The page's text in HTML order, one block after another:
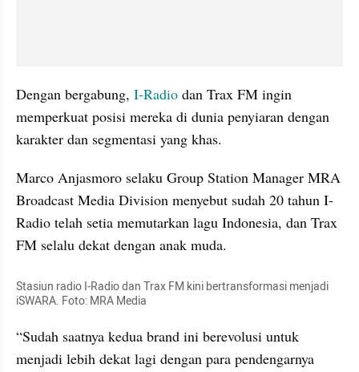
Dengan bergabung, I-Radio dan Trax FM ingin
memperkuat posisi mereka di dunia penyiaran dengan
karakter dan segmentasi yang khas.
Marco Anjasmoro selaku Group Station Manager MRA
Broadcast Media Division menyebut sudah 20 tahun I-
Radio telah setia memutarkan lagu Indonesia, dan Trax
FM selalu dekat dengan anak muda.
Stasiun radio I-Radio dan Trax FM kini bertransformasi menjadi
iSWARA. Foto: MRA Media
“Sudah saatnya kedua brand ini berevolusi untuk
menjadi lebih dekat lagi dengan para pendengarnya